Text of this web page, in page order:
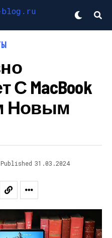
С MacBook
Новым
Published 31.03.2024